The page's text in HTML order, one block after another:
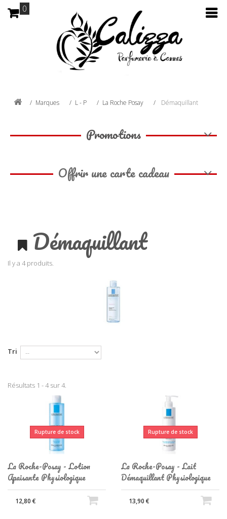
0
Marques L - P La Roche Posay Démaquillant
Promotions
Offrir une carte cadeau
Démaquillant
Il y a 4 produits.
Tri
Résultats 1 - 4 sur 4.
Rupture de stock
La Roche-Posay - Lotion
Apaisante Physiologique
12,80 €
Rupture de stock
La Roche-Posay - Lait
Démaquillant Physiologique
13,90 €